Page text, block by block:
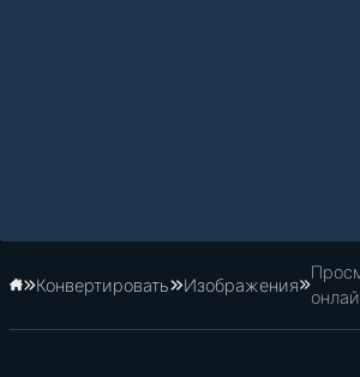
Главная
Конвертировать Изображения